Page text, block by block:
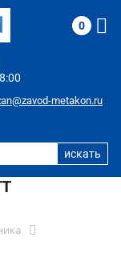
metakon.ru
0